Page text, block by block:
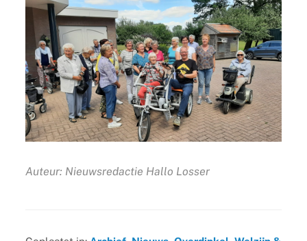
Auteur: Nieuwsredactie Hallo Losser